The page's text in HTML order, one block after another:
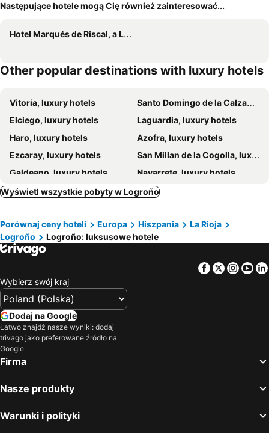
Następujące hotele mogą Cię również zainteresować...
Hotel Marqués de Riscal, a Luxury Collection Hotel, Elciego
Other popular destinations with luxury hotels
Vitoria, luxury hotels
Santo Domingo de la Calzada, luxury hotels
Elciego, luxury hotels
Laguardia, luxury hotels
Haro, luxury hotels
Azofra, luxury hotels
Ezcaray, luxury hotels
San Millan de la Cogolla, luxury hotels
Galdeano, luxury hotels
Navarrete, luxury hotels
Zarratón, luxury hotels
Grañón, luxury hotels
Arnedo, luxury hotels
Mendaza, luxury hotels
Lizarra, luxury hotels
Sorlada, luxury hotels
Wyświetl wszystkie pobyty w Logroño
Porównaj ceny hoteli Europa Hiszpania
La Rioja
Logroño
Logroño: luksusowe hotele
Facebook
Twitter
Wybierz swój kraj
Dodaj na Google
Łatwo znajdź nasze wyniki: dodaj
trivago jako preferowane źródło na
Google.
Firma
Nasze produkty
Warunki i polityki